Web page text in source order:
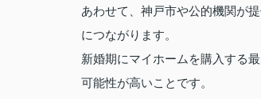
あわせて、神戸市や公的機関が
につながります。
新婚期にマイホームを購入する
可能性が高いことです。